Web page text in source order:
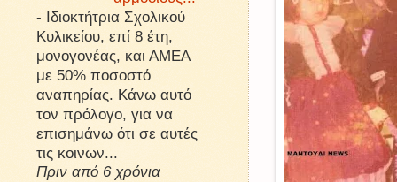
- Ιδιοκτήτρια Σχολικού
Κυλικείου, επί 8 έτη,
μονογονέας, και ΑΜΕΑ
με 50% ποσοστό
αναπηρίας. Κάνω αυτό
τον πρόλογο, για να
επισημάνω ότι σε αυτές
τις κοινων...
Πριν από 6 χρόνια